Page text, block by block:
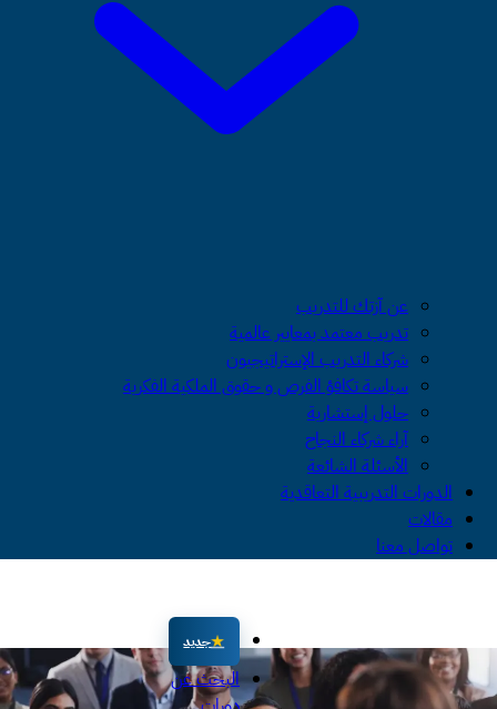
عن آزتك للتدريب
تدريب معتمد بمعايير عالمية
شركاء التدريب الإستراتيجيون
سياسة تكافؤ الفرص و حقوق الملكية الفكرية
حلول إستشارية
آراء شركاء النجاح
الأسئلة الشائعة
الدورات التدريبية التعاقدية
مقالات
تواصل معنا
جديد
البحث عن